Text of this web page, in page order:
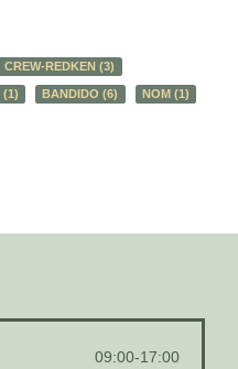
CREW-REDKEN(3)
(1) BANDIDO(6) NOM(1)
09:00-17:00